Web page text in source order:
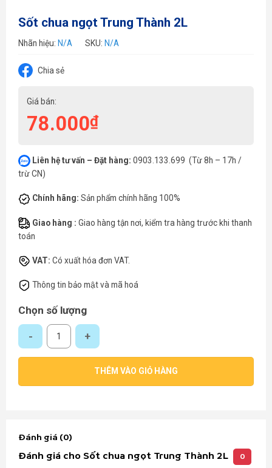
Sốt chua ngọt Trung Thành 2L
Nhãn hiệu: N/A SKU: N/A
Chia sẻ
Giá bán:
78.000₫
Liên hệ tư vấn – Đặt hàng: 0903.133.699 (Từ 8h – 17h /
trừ CN)
Chính hãng: Sản phẩm chính hãng 100%
Giao hàng : Giao hàng tận nơi, kiểm tra hàng trước khi thanh
toán
VAT: Có xuất hóa đơn VAT.
Thông tin bảo mật và mã hoá
Chọn số lượng
Sốt chua ngọt Trung Thành 2L số lượng
THÊM VÀO GIỎ HÀNG
Đánh giá (0)
Đánh giá cho Sốt chua ngọt Trung Thành 2L 0